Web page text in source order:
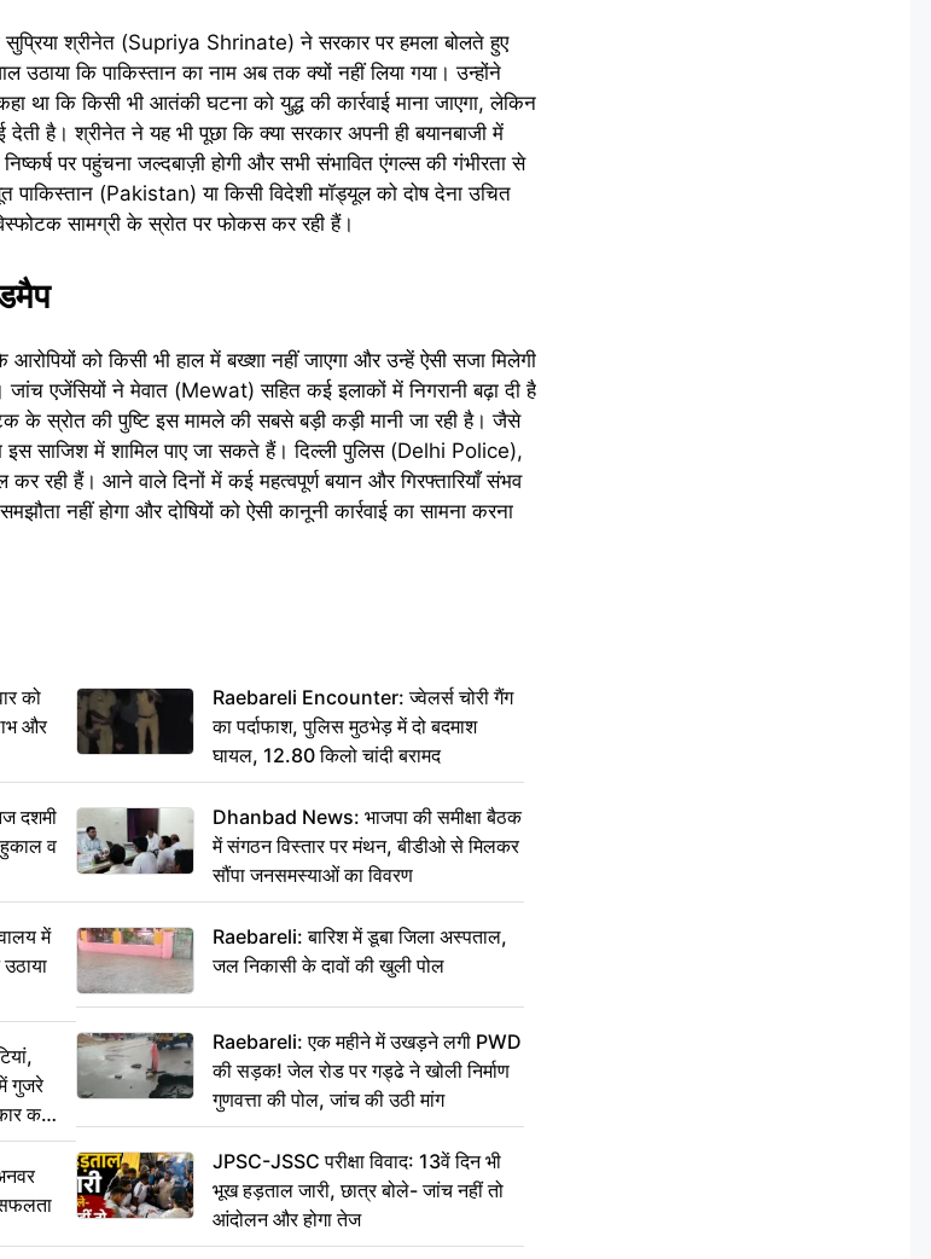
सुप्रिया श्रीनेत (Supriya Shrinate) ने सरकार पर हमला बोलते हुए
कि पाकिस्तान का नाम अब तक क्यों नहीं लिया गया। उन्होंने
कि किसी भी आतंकी घटना को युद्ध की कार्रवाई माना जाएगा, लेकिन
है। श्रीनेत ने यह भी पूछा कि क्या सरकार अपनी ही बयानबाजी में
पर पहुंचना जल्दबाज़ी होगी और सभी संभावित एंगल्स की गंभीरता से
पाकिस्तान (Pakistan) या किसी विदेशी मॉड्यूल को दोष देना उचित
सामग्री के स्रोत पर फोकस कर रही हैं।
को किसी भी हाल में बख्शा नहीं जाएगा और उन्हें ऐसी सजा मिलेगी
एजेंसियों ने मेवात (Mewat) सहित कई इलाकों में निगरानी बढ़ा दी है
के स्रोत की पुष्टि इस मामले की सबसे बड़ी कड़ी मानी जा रही है। जैसे
साजिश में शामिल पाए जा सकते हैं। दिल्ली पुलिस (Delhi Police),
रही हैं। आने वाले दिनों में कई महत्वपूर्ण बयान और गिरफ्तारियाँ संभव
नहीं होगा और दोषियों को ऐसी कानूनी कार्रवाई का सामना करना
को
और
दशमी
व
में
गुजरे
कर
सफलता
Raebareli Encounter: ज्वेलर्स चोरी गैंग
का पर्दाफाश, पुलिस मुठभेड़ में दो बदमाश
घायल, 12.80 किलो चांदी बरामद
Dhanbad News: भाजपा की समीक्षा बैठक
में संगठन विस्तार पर मंथन, बीडीओ से मिलकर
सौंपा जनसमस्याओं का विवरण
Raebareli: बारिश में डूबा जिला अस्पताल,
जल निकासी के दावों की खुली पोल
Raebareli: एक महीने में उखड़ने लगी PWD
की सड़क! जेल रोड पर गड्ढे ने खोली निर्माण
गुणवत्ता की पोल, जांच की उठी मांग
JPSC-JSSC परीक्षा विवाद: 13वें दिन भी
भूख हड़ताल जारी, छात्र बोले- जांच नहीं तो
आंदोलन और होगा तेज